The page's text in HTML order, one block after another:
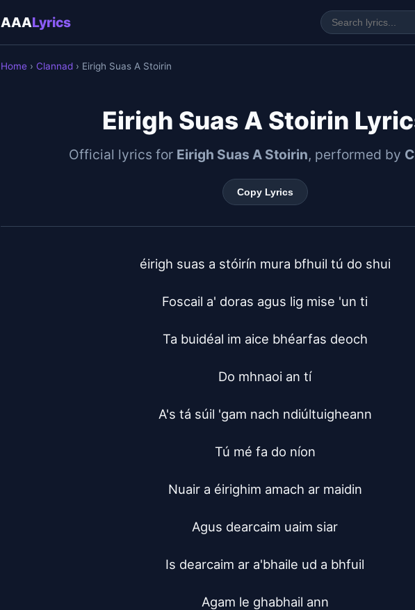
AAALyrics
Home › Clannad › Eirigh Suas A Stoirin
Eirigh Suas A Stoirin
Official lyrics for Eirigh Suas A Stoirin, performed by
Copy Lyrics
éirigh suas a stóirín mura bfhuil tú do shui
Foscail a' doras agus lig mise 'un ti
Ta buidéal im aice bhéarfas deoch
Do mhnaoi an tí
A's tá súil 'gam nach ndiúltuigheann
Tú mé fa do níon
Nuair a éirighim amach ar maidin
Agus dearcaim uaim siar
Is dearcaim ar a'bhaile ud a bhfuil
Agam le ghabhail ann